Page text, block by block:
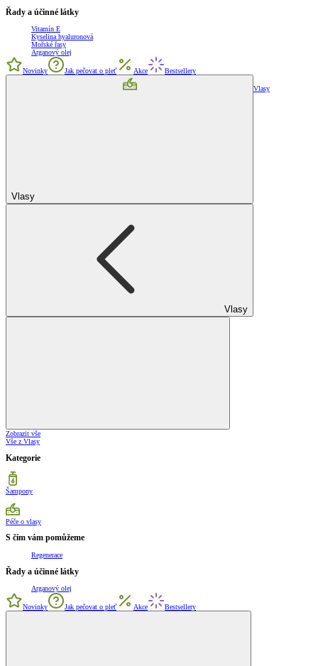
Řady a účinné látky
Vitamín E
Kyselina hyaluronová
Mořské řasy
Arganový olej
Novinky Jak pečovat o pleť Akce Bestsellery
Vlasy
Vlasy
Vlasy
Zobrazit vše
Vše z Vlasy
Kategorie
Šampony
Péče o vlasy
S čím vám pomůžeme
Regenerace
Řady a účinné látky
Arganový olej
Novinky Jak pečovat o pleť Akce Bestsellery